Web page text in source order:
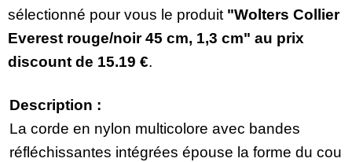
sélectionné pour vous le produit "Wolters Collier
Everest rouge/noir 45 cm, 1,3 cm" au prix
discount de 15.19 €.
Description :
La corde en nylon multicolore avec bandes
réfléchissantes intégrées épouse la forme du cou